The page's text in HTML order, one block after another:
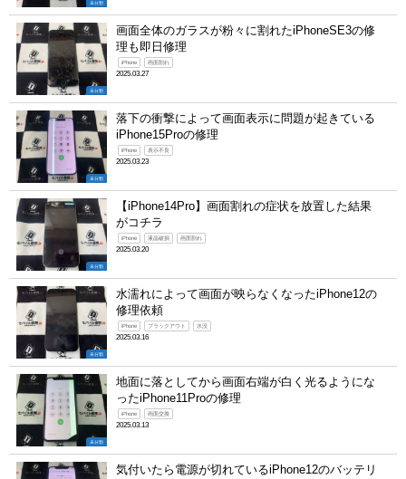
未分類
未分類
画面全体のガラスが粉々に割れたiPhoneSE3の修
理も即日修理
iPhone 画面割れ
2025.03.27
未分類
落下の衝撃によって画面表示に問題が起きている
iPhone15Proの修理
iPhone 表示不良
2025.03.23
未分類
【iPhone14Pro】画面割れの症状を放置した結果
がコチラ
iPhone 液晶破損 画面割れ
2025.03.20
未分類
水濡れによって画面が映らなくなったiPhone12の
修理依頼
iPhone ブラックアウト 水没
2025.03.16
未分類
地面に落としてから画面右端が白く光るようにな
ったiPhone11Proの修理
iPhone 画面交換
2025.03.13
気付いたら電源が切れているiPhone12のバッテリ